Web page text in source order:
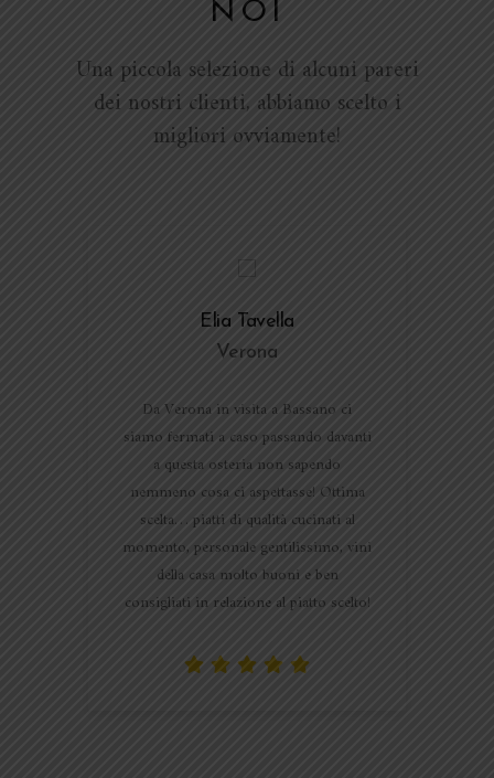
NOI
Una piccola selezione di alcuni pareri
dei nostri clienti, abbiamo scelto i
migliori ovviamente!
Elia Tavella
Verona
Da Verona in visita a Bassano ci
siamo fermati a caso passando davanti
a questa osteria non sapendo
nemmeno cosa ci aspettasse! Ottima
scelta… piatti di qualità cucinati al
momento, personale gentilissimo, vini
della casa molto buoni e ben
consigliati in relazione al piatto scelto!